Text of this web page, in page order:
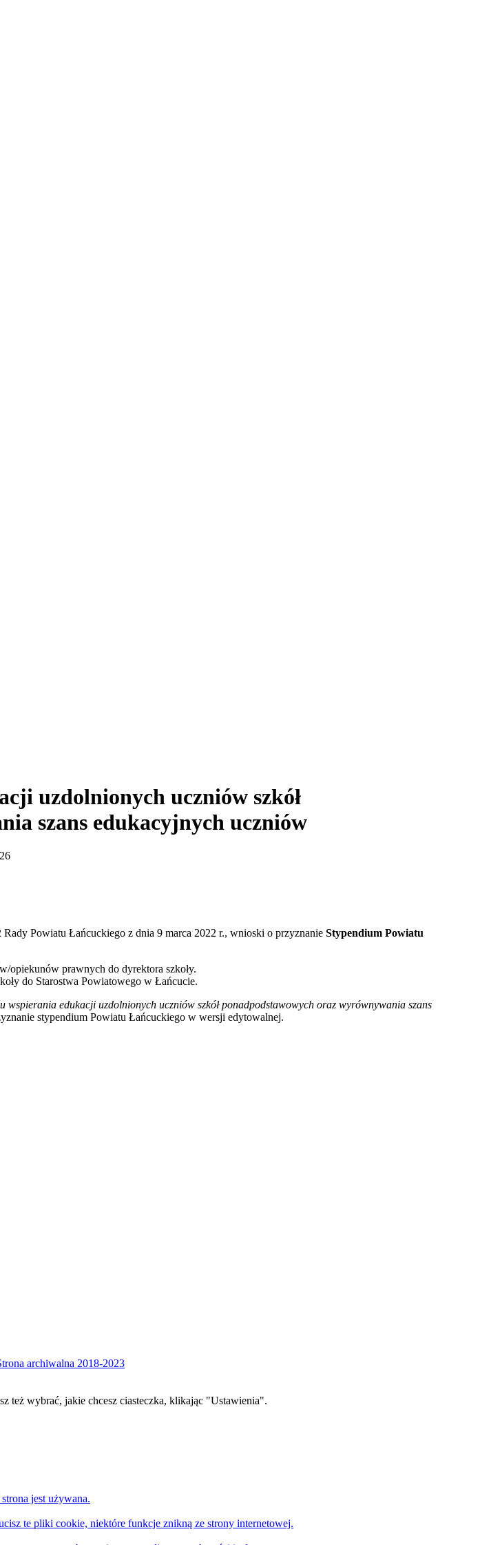
uzdolnionych uczniów szkół
szans edukacyjnych uczniów
Powiatu Łańcuckiego z dnia 9 marca 2022 r., wnioski o przyznanie Stypendium Powiatu
opiekunów prawnych do dyrektora szkoły.
do Starostwa Powiatowego w Łańcucie.
wspierania edukacji uzdolnionych uczniów szkół ponadpodstawowych oraz wyrównywania szans
stypendium Powiatu Łańcuckiego w wersji edytowalnej.
archiwalna 2018-2023
też wybrać, jakie chcesz ciasteczka, klikając "Ustawienia".
jest używana.
te pliki cookie, niektóre funkcje znikną ze strony internetowej.